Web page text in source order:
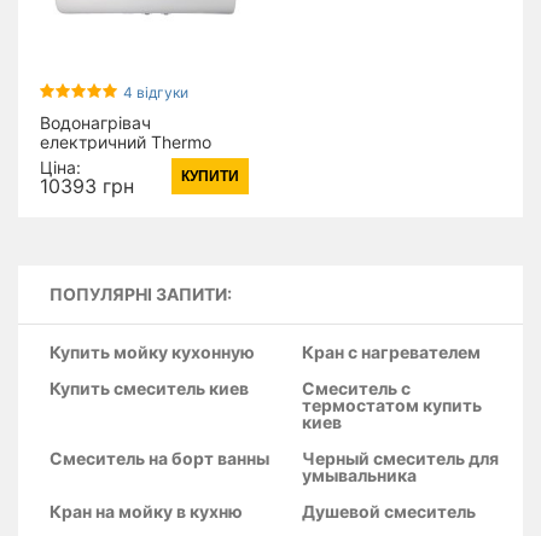
4 відгуки
Водонагрівач
електричний Thermo
Alliance 50 л плаский
горизонтальний, мокрий
ТЕН 2 кВт (0,8+1,2)
Ціна:
10393 грн КУПИТИ
ПОПУЛЯРНІ ЗАПИТИ:
Купить мойку кухонную
Кран с нагревателем
Купить смеситель киев
Смеситель с
термостатом купить
киев
Смеситель на борт ванны
Черный смеситель для
умывальника
Кран на мойку в кухню
Душевой смеситель